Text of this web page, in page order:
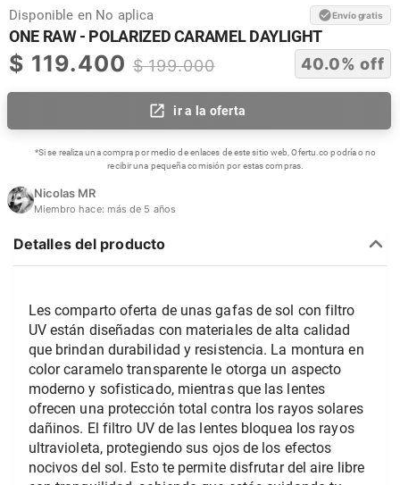
Disponible en No aplica Envío gratis
ONE RAW - POLARIZED CARAMEL DAYLIGHT
$ 119.400 $199.000 40.0% off
ir a la oferta
*Si se realiza una compra por medio de enlaces de este sitio web, Ofertu.co podría o no
recibir una pequeña comisión por estas compras.
Nicolas MR
Miembro hace: más de 5 años
Detalles del producto
Les comparto oferta de unas gafas de sol con filtro
UV están diseñadas con materiales de alta calidad
que brindan durabilidad y resistencia. La montura en
color caramelo transparente le otorga un aspecto
moderno y sofisticado, mientras que las lentes
ofrecen una protección total contra los rayos solares
dañinos. El filtro UV de las lentes bloquea los rayos
ultravioleta, protegiendo sus ojos de los efectos
nocivos del sol. Esto te permite disfrutar del aire libre